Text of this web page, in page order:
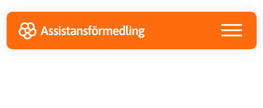
to
primary
navigation
to
main
content
to
footer